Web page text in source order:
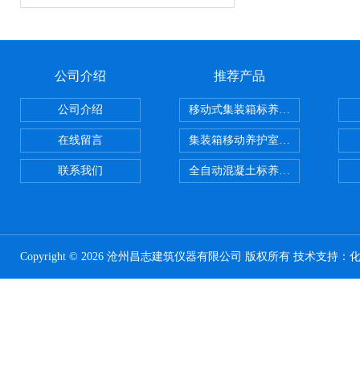
公司介绍
公司介绍
在线留言
联系我们
推荐产品
移动式集装箱标养室 养护室设备
集装箱移动养护室 标养室
全自动混凝土标养室恒温恒湿设备
Copyright © 2026 沧州昌志建筑仪器有限公司 版权所有 技术支持：